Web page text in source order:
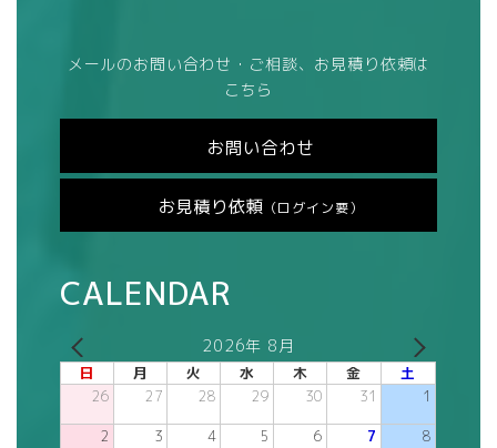
メールのお問い合わせ・ご相談、お見積り依頼は
こちら
お問い合わせ
お見積り依頼 （ログイン要）
CALENDAR
2026年 8月
日 月 火 水 木 金 土
26 27 28 29 30 31 1
2 3 4 5 6 7 8